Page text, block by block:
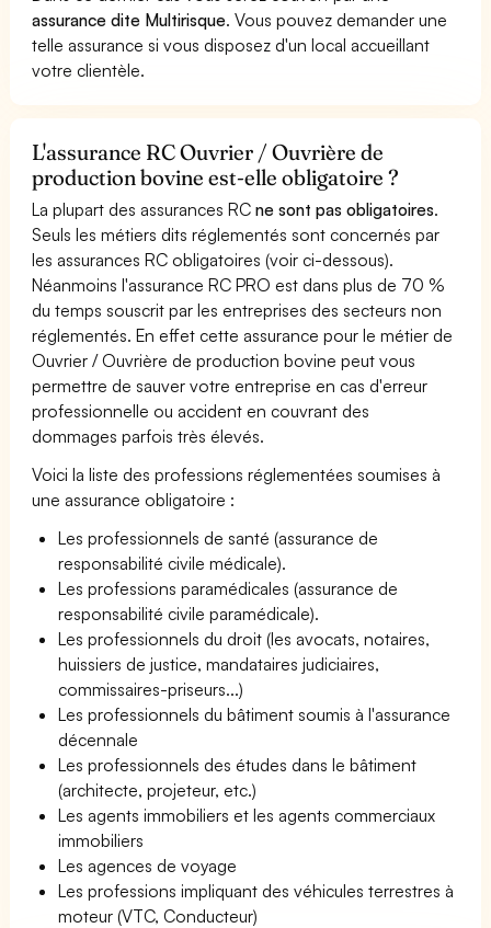
assurance dite Multirisque. Vous pouvez demander une
telle assurance si vous disposez d'un local accueillant
votre clientèle.
L'assurance RC Ouvrier / Ouvrière de
production bovine est-elle obligatoire ?
La plupart des assurances RCne sont pas obligatoires.
Seuls les métiers dits réglementés sont concernés par
les assurances RC obligatoires (voir ci-dessous).
Néanmoins l'assurance RC PRO est dans plus de 70 %
du temps souscrit par les entreprises des secteurs non
réglementés. En effet cette assurance pour le métier de
Ouvrier / Ouvrière de production bovine peut vous
permettre de sauver votre entreprise en cas d'erreur
professionnelle ou accident en couvrant des
dommages parfois très élevés.
Voici la liste des professions réglementées soumises à
une assurance obligatoire :
Les professionnels de santé (assurance de
responsabilité civile médicale).
Les professions paramédicales (assurance de
responsabilité civile paramédicale).
Les professionnels du droit (les avocats, notaires,
huissiers de justice, mandataires judiciaires,
commissaires-priseurs...)
Les professionnels du bâtiment soumis à l'assurance
décennale
Les professionnels des études dans le bâtiment
(architecte, projeteur, etc.)
Les agents immobiliers et les agents commerciaux
immobiliers
Les agences de voyage
Les professions impliquant des véhicules terrestres à
moteur (VTC, Conducteur)